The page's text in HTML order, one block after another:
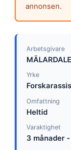
annonsen.
Arbetsgivare
Yrke
Omfattning
Heltid
Varaktighet
3 månader